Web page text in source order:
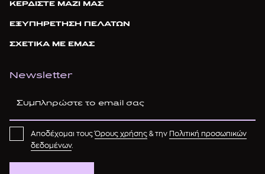
ΚΕΡΔΙΣΤΕ ΜΑΖΙ ΜΑΣ
ΕΞΥΠΗΡΕΤΗΣΗ ΠΕΛΑΤΩΝ
ΣΧΕΤΙΚΑ ΜΕ ΕΜΑΣ
Newsletter
Αποδέχομαι τουςΌρους χρήσης & την
Πολιτική προσωπικών
δεδομένων.